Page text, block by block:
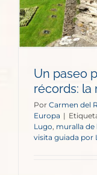
Un paseo
récords: la
Por Carmen del
Europa |
Lugo, muralla de
visita guiada por